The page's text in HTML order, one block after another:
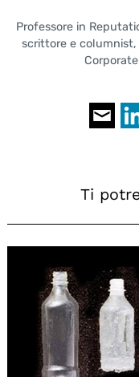
Professore in
scrittore e
Ti